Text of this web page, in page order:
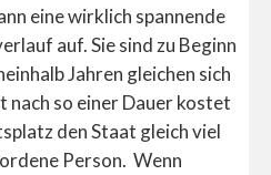
eine wirklich spannende
auf. Sie sind zu Beginn
Jahren gleichen sich
nach so einer Dauer kostet
den Staat gleich viel
Person. Wenn